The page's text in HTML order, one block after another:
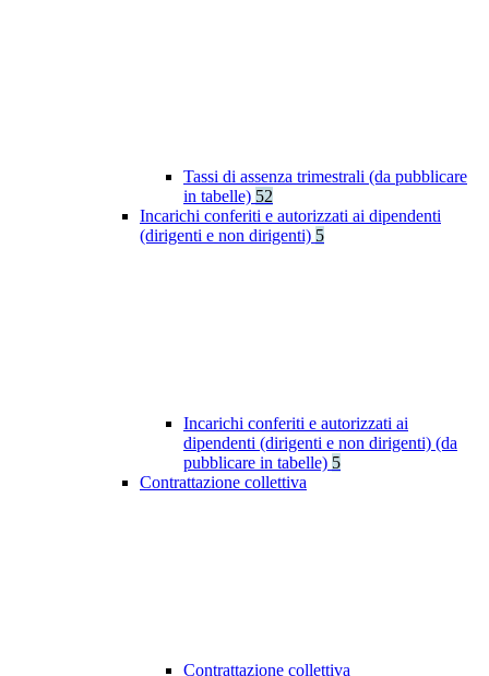
Tassi di assenza trimestrali (da pubblicare
in tabelle) 52
Incarichi conferiti e autorizzati ai dipendenti
(dirigenti e non dirigenti) 5
Incarichi conferiti e autorizzati ai
dipendenti (dirigenti e non dirigenti) (da
pubblicare in tabelle) 5
Contrattazione collettiva
Contrattazione collettiva